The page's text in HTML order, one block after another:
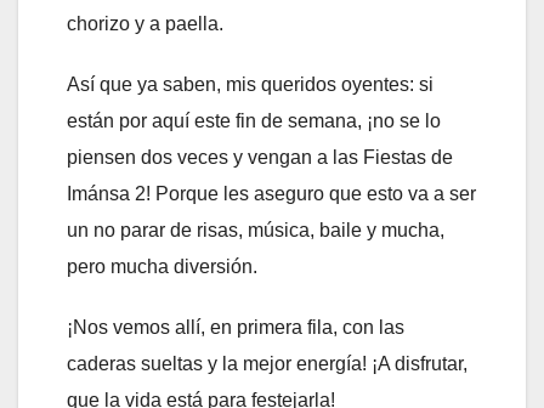
chorizo y a paella.
Así que ya saben, mis queridos oyentes: si
están por aquí este fin de semana, ¡no se lo
piensen dos veces y vengan a las Fiestas de
Imánsa 2! Porque les aseguro que esto va a ser
un no parar de risas, música, baile y mucha,
pero mucha diversión.
¡Nos vemos allí, en primera fila, con las
caderas sueltas y la mejor energía! ¡A disfrutar,
que la vida está para festejarla!